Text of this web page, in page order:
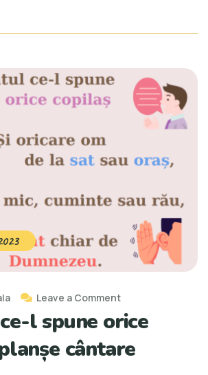
Leave a Comment
l spune orice
cântare